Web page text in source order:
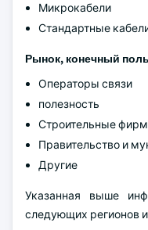
Микрокабели
Стандартные
Рынок, конечный
Операторы связи
полезность
Строительные
Правительство и
Другие
Указанная выше
следующих регионов